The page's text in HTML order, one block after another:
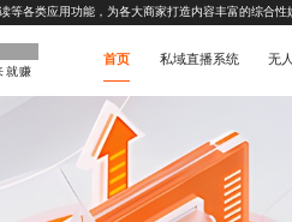
等各类应用功能，为各大商家打造内容丰富的综合性
就赚
首页 私域直播系统 无